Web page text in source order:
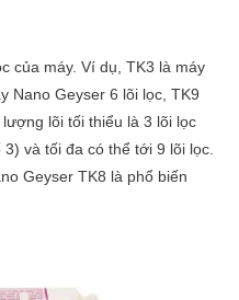
của máy. Ví dụ, TK3 là máy
Nano Geyser 6 lõi lọc, TK9
lõi tối thiểu là 3 lõi lọc
và tối đa có thể tới 9 lõi lọc.
Geyser TK8 là phổ biến